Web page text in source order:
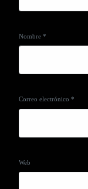
Nombre*
Correo electrónico*
Web